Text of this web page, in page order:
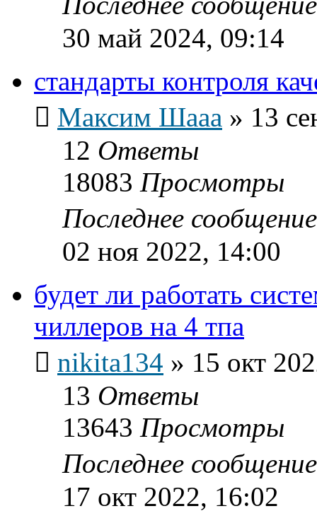
30 май 2024, 09:14
стандарты контроля
Максим Шааа » 13
12 Ответы
18083 Просмотры
Последнее
02 ноя 2022, 14:00
будет ли работать
чиллеров на 4 тпа
nikita134 » 15 окт
13 Ответы
13643 Просмотры
Последнее
17 окт 2022, 16:02